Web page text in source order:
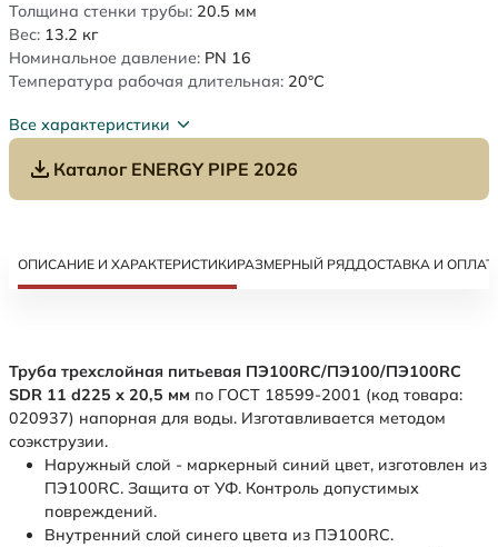
Толщина стенки трубы: 20.5 мм
Вес: 13.2 кг
Номинальное давление: PN 16
Температура рабочая длительная: 20°C
Все характеристики
Каталог ENERGY PIPE 2026
ОПИСАНИЕ И ХАРАКТЕРИСТИКИРАЗМЕРНЫЙ РЯДДОСТАВКА И
Труба трехслойная питьевая ПЭ100RC/ПЭ100/ПЭ100RC
SDR 11 d225 х 20,5 мм по ГОСТ 18599-2001 (код товара:
020937) напорная для воды. Изготавливается методом
соэкструзии.
Наружный слой - маркерный синий цвет, изготовлен из
ПЭ100RC. Защита от УФ. Контроль допустимых
повреждений.
Внутренний слой синего цвета из ПЭ100RC.